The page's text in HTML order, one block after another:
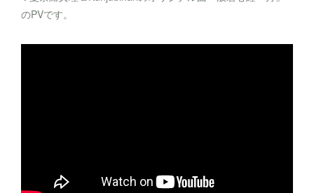
のPVです。